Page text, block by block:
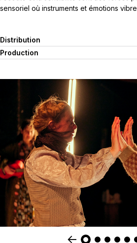
sensoriel où instruments et émotions
Distribution
Production